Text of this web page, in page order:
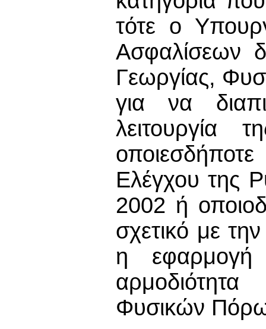
τότε ο
Ασφαλίσεων
Γεωργίας,
για να
λειτουργία
Ελέγχου της
2002 ή
σχετικό με
η εφαρμογή
Φυσικών